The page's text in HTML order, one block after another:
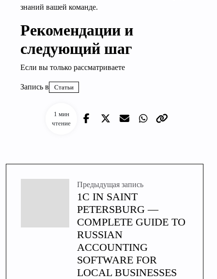
1 мин
чтение
знаний вашей команде.
Рекомендации и
следующий шаг
Если вы только рассматриваете
Запись в Статьи
Предыдущая запись
1C IN SAINT
PETERSBURG —
COMPLETE GUIDE TO
RUSSIAN
ACCOUNTING
SOFTWARE FOR
LOCAL BUSINESSES